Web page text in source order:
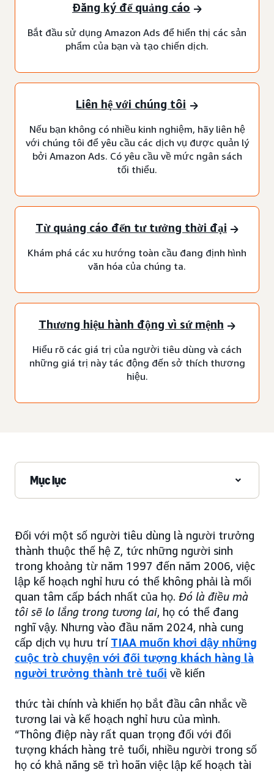
Đăng ký để quảng cáo
Bắt đầu sử dụng Amazon Ads để hiển thị các sản
phẩm của bạn và tạo chiến dịch.
Liên hệ với chúng tôi
Nếu bạn không có nhiều kinh nghiệm, hãy liên hệ
với chúng tôi để yêu cầu các dịch vụ được quản lý
bởi Amazon Ads. Có yêu cầu về mức ngân sách
tối thiểu.
Từ quảng cáo đến tư tưởng thời đại
Khám phá các xu hướng toàn cầu đang định hình
văn hóa của chúng ta.
Thương hiệu hành động vì sứ mệnh
Hiểu rõ các giá trị của người tiêu dùng và cách
những giá trị này tác động đến sở thích thương
hiệu.
Mục lục
Đối với một số người tiêu dùng là người trưởng
thành thuộc thế hệ Z, tức những người sinh
trong khoảng từ năm 1997 đến năm 2006, việc
lập kế hoạch nghỉ hưu có thể không phải là mối
quan tâm cấp bách nhất của họ. Đó là điều mà
tôi sẽ lo lắng trong tương lai, họ có thể đang
nghĩ vậy. Nhưng vào đầu năm 2024, nhà cung
cấp dịch vụ hưu trí TIAA muốn khơi dậy những
cuộc trò chuyện với đối tượng khách hàng là
người trưởng thành trẻ tuổi về kiến
thức tài chính và khiến họ bắt đầu cân nhắc về
tương lai và kế hoạch nghỉ hưu của mình.
“Thông điệp này rất quan trọng đối với đối
tượng khách hàng trẻ tuổi, nhiều người trong số
họ có khả năng sẽ trì hoãn việc lập kế hoạch tài